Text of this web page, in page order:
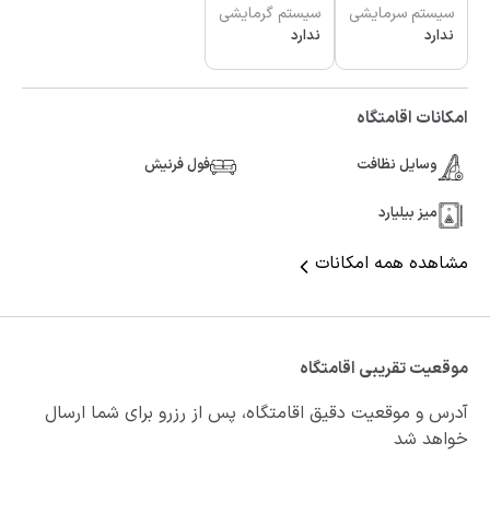
سیستم سرمایشی
ندارد
سیستم گرمایشی
ندارد
امکانات اقامتگاه
وسایل نظافت فول فرنیش
میز بیلیارد
مشاهده همه امکانات
موقعیت تقریبی اقامتگاه
آدرس و موقعیت دقیق اقامتگاه، پس از رزرو برای شما ارسال
خواهد شد